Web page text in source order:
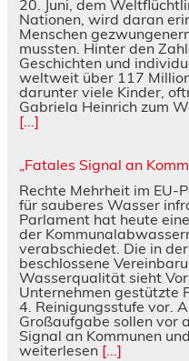
20. Juni, dem
Nationen, wird daran
Menschen
mussten. Hinter den
Geschichten und
weltweit über 117
darunter viele Kinder,
Gabriela Heinrich zum
[...]
„Fatales Signal an
Rechte Mehrheit im EU-
für sauberes Wasser
Parlament hat heute
der
verabschiedet. Die in
beschlossene
Wasserqualität sieht
Unternehmen gestützte
4. Reinigungsstufe vor.
Großaufgabe sollen vor
Signal an Kommunen
weiterlesen [...]